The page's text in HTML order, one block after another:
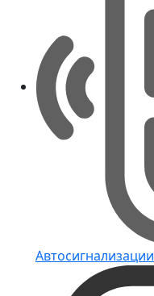
Автосигнализации